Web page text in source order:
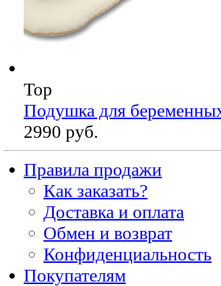
Top
Подушка для
2990 руб.
Правила продажи
Как заказать?
Доставка и оплата
Обмен и возврат
Конфиденциальность
Покупателям